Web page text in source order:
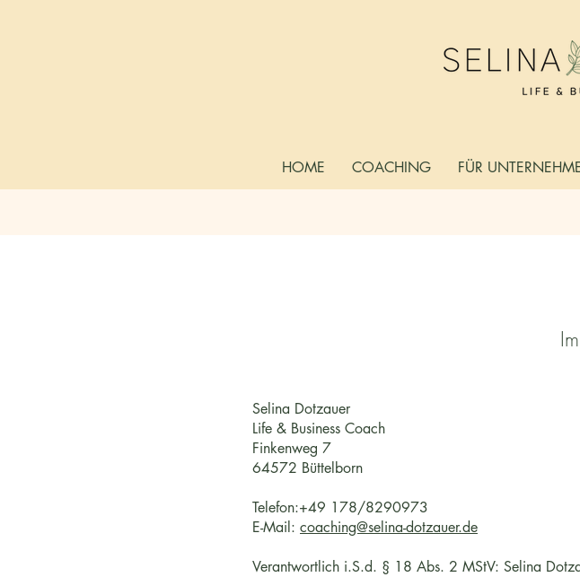
HOME COACHING FÜR
Selina Dotzauer
Life & Business Coach
Finkenweg 7
64572 Büttelborn
Telefon:+49 178/8290973
E-Mail: coaching@selina-dotzauer.de
Verantwortlich i.S.d. § 18 Abs. 2 MStV: Selina